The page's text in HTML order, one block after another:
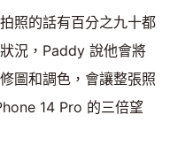
照的話有百分之九十都
況，Paddy 說他會將
圖和調色，會讓整張照
14 Pro 的三倍望